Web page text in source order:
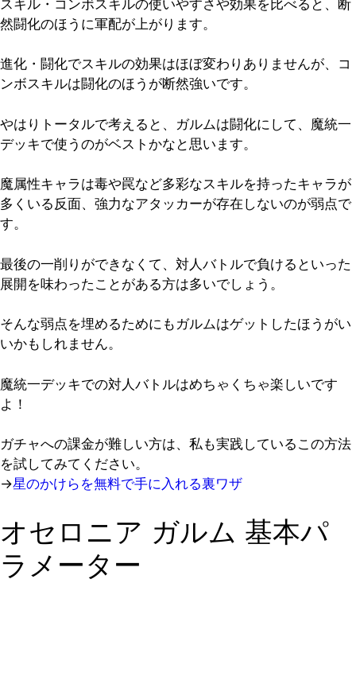
スキル・コンボスキルの使いやすさや効果を比べると、断
然闘化のほうに軍配が上がります。
進化・闘化でスキルの効果はほぼ変わりありませんが、コ
ンボスキルは闘化のほうが断然強いです。
やはりトータルで考えると、ガルムは闘化にして、魔統一
デッキで使うのがベストかなと思います。
魔属性キャラは毒や罠など多彩なスキルを持ったキャラが
多くいる反面、強力なアタッカーが存在しないのが弱点で
す。
最後の一削りができなくて、対人バトルで負けるといった
展開を味わったことがある方は多いでしょう。
そんな弱点を埋めるためにもガルムはゲットしたほうがい
いかもしれません。
魔統一デッキでの対人バトルはめちゃくちゃ楽しいです
よ！
ガチャへの課金が難しい方は、私も実践しているこの方法
を試してみてください。
→星のかけらを無料で手に入れる裏ワザ
オセロニア ガルム 基本パ
ラメーター